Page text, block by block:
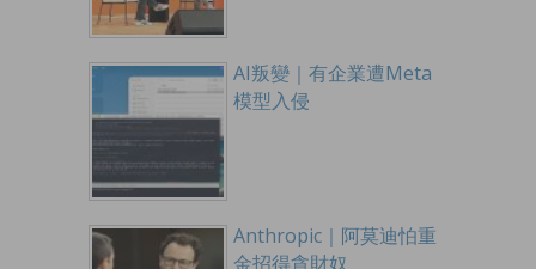
AI叛變｜有企業遭Meta
模型入侵
Anthropic｜阿莫迪怕重
金招得貪財奴